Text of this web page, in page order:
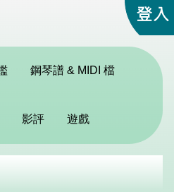
鋼琴譜 & MIDI 檔
影評 遊戲